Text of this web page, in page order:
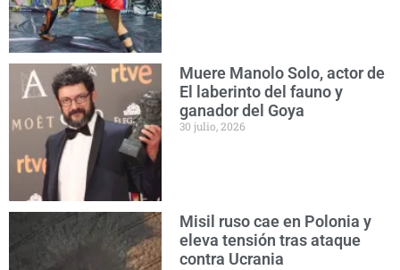
Muere Manolo Solo, actor de
El laberinto del fauno y
ganador del Goya
30 julio, 2026
Misil ruso cae en Polonia y
eleva tensión tras ataque
contra Ucrania